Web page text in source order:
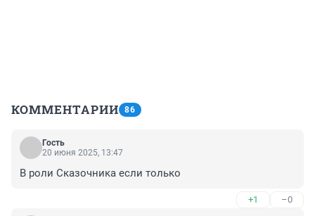
КОММЕНТАРИИ 86
Гость
20 июня 2025, 13:47
В роли Сказочника если только
+1 –0